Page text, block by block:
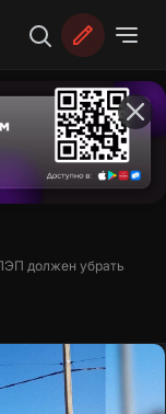
должен убрать